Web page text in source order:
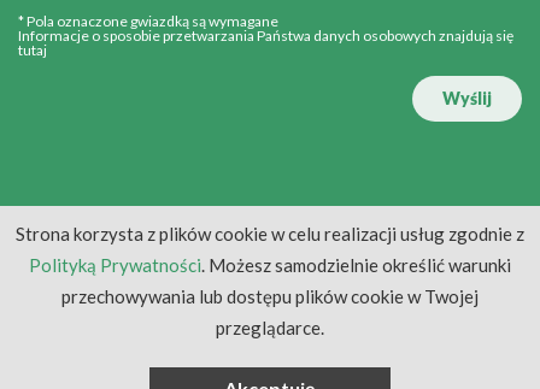
* Pola oznaczone gwiazdką są wymagane
Informacje o sposobie przetwarzania Państwa danych osobowych znajdują się
tutaj
Wyślij
Strona korzysta z plików cookie w celu realizacji usług zgodnie z
Polityką Prywatności. Możesz samodzielnie określić warunki
przechowywania lub dostępu plików cookie w Twojej
przeglądarce.